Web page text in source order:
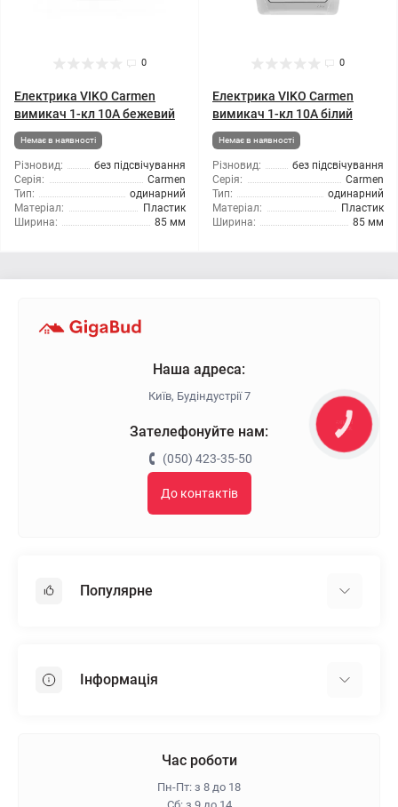
0
Електрика VIKO Carmen
вимикач 1-кл 10А бежевий
Немає в наявності
Різновид:
без підсвічування
Серія:
Carmen
Тип:
одинарний
Матеріал:
Пластик
Ширина:
85 мм
0
Електрика VIKO Carmen
вимикач 1-кл 10А білий
Немає в наявності
Різновид:
без підсвічування
Серія:
Carmen
Тип:
одинарний
Матеріал:
Пластик
Ширина:
85 мм
Наша адреса:
Київ, Будіндустрії 7
Зателефонуйте нам:
(050) 423-35-50
До контактів
Популярне
Пінопласт
Інформація
Гарантія та повернення
Час роботи
Пн-Пт: з 8 до 18
КНОПКА
ЗВ'ЯЗКУ